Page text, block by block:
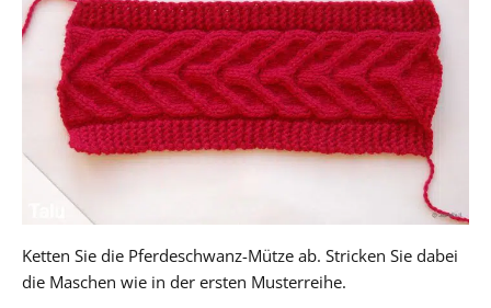
Ketten Sie die Pferdeschwanz-Mütze ab. Stricken Sie dabei
die Maschen wie in der ersten Musterreihe.